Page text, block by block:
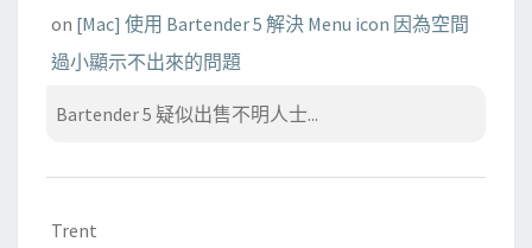
on [Mac] 使用 Bartender 5 解決 Menu icon 因為空間
過小顯示不出來的問題
Bartender 5 疑似出售不明人士...
Trent